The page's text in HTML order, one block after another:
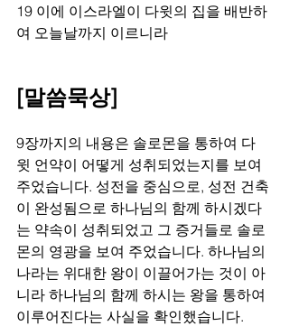
19 이에 이스라엘이 다윗의 집을 배반하
여 오늘날까지 이르니라
[말씀묵상]
9장까지의 내용은 솔로몬을 통하여 다
윗 언약이 어떻게 성취되었는지를 보여
주었습니다. 성전을 중심으로, 성전 건축
이 완성됨으로 하나님의 함께 하시겠다
는 약속이 성취되었고 그 증거들로 솔로
몬의 영광을 보여 주었습니다. 하나님의
나라는 위대한 왕이 이끌어가는 것이 아
니라 하나님의 함께 하시는 왕을 통하여
이루어진다는 사실을 확인했습니다.